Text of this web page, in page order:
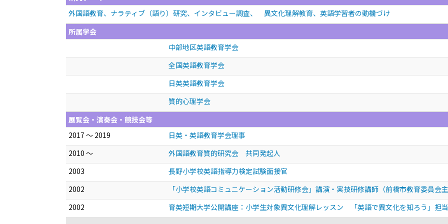
外国語教育、ナラティブ（語り）研究、インタビュー調査、 異文化理解教育、英語学習者の動機づけ
所属学会
中部地区英語教育学会
全国英語教育学会
日英英語教育学会
質的心理学会
展覧会・演奏会・競技会等
2017 ～ 2019
日英・英語教育学会理事
2010 ～
外国語教育質的研究会 共同発起人
2003
長野小学校英語指導力検定試験面接官
2002
「小学校英語コミュニケーション活動研修会」講演・実技研修講師（前橋市教育委員会主
2002
育英短期大学公開講座：小学生対象異文化理解レッスン 「英語で異文化を知ろう」担